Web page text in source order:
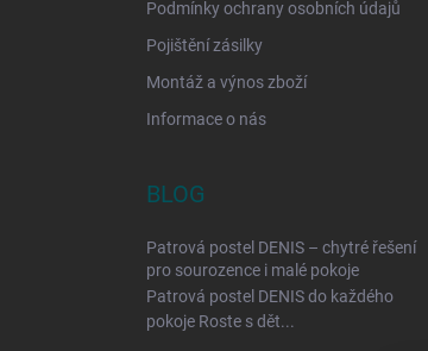
Podmínky ochrany osobních údajů
Pojištění zásilky
Montáž a výnos zboží
Informace o nás
BLOG
Patrová postel DENIS – chytré řešení
pro sourozence i malé pokoje
Patrová postel DENIS do každého
pokoje Roste s dět...